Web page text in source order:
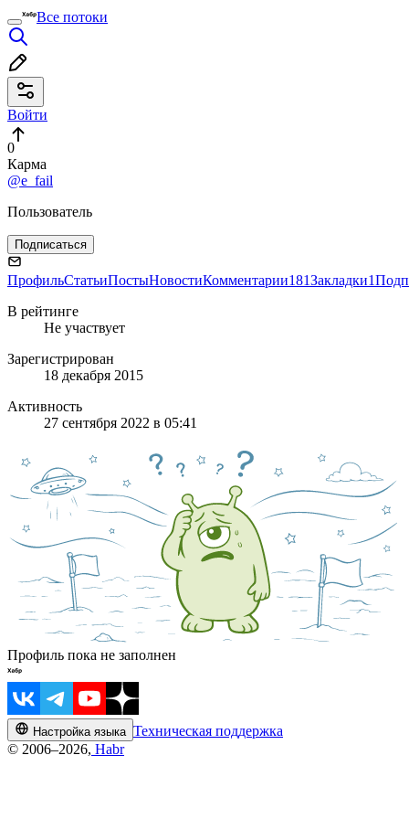
Все потоки
Войти
0
Карма
@e_fail
Пользователь
Подписаться
ПрофильСтатьиПостыНовостиКомментарии181Закладки1
В рейтинге
Не участвует
Зарегистрирован
18 декабря 2015
Активность
27 сентября 2022 в 05:41
Профиль пока не заполнен
Настройка языка Техническая поддержка
© 2006–2026, Habr